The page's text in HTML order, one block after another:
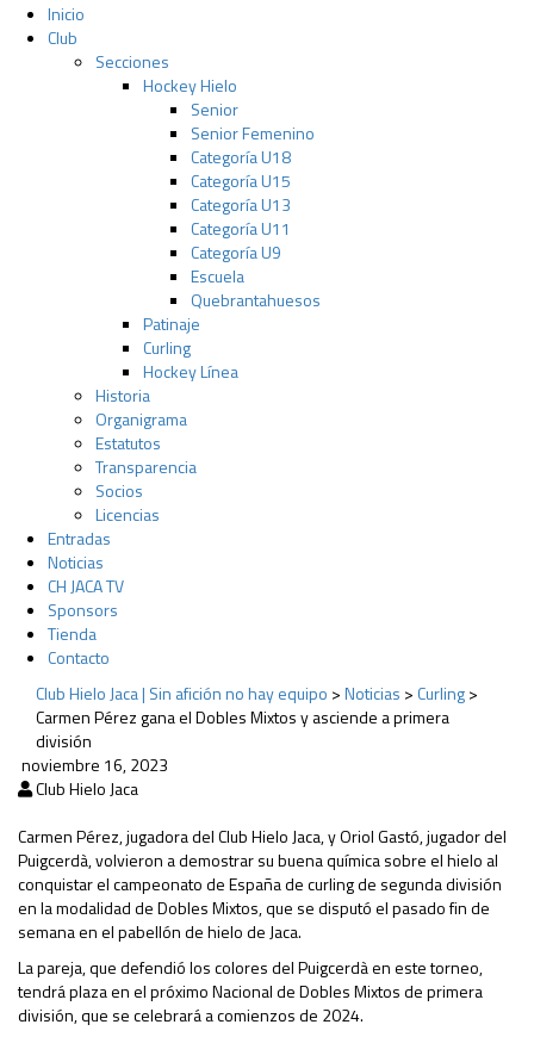
Inicio
Club
Secciones
Hockey Hielo
Senior
Senior Femenino
Categoría U18
Categoría U15
Categoría U13
Categoría U11
Categoría U9
Escuela
Quebrantahuesos
Patinaje
Curling
Hockey Línea
Historia
Organigrama
Estatutos
Transparencia
Socios
Licencias
Entradas
Noticias
CH JACA TV
Sponsors
Tienda
Contacto
Club Hielo Jaca | Sin afición no hay equipo >Noticias > Curling>
Carmen Pérez gana el Dobles Mixtos y asciende a primera
división
noviembre 16, 2023
Club Hielo Jaca
Carmen Pérez, jugadora del Club Hielo Jaca, y Oriol Gastó, jugador del
Puigcerdà, volvieron a demostrar su buena química sobre el hielo al
conquistar el campeonato de España de curling de segunda división
en la modalidad de Dobles Mixtos, que se disputó el pasado fin de
semana en el pabellón de hielo de Jaca.
La pareja, que defendió los colores del Puigcerdà en este torneo,
tendrá plaza en el próximo Nacional de Dobles Mixtos de primera
división, que se celebrará a comienzos de 2024.